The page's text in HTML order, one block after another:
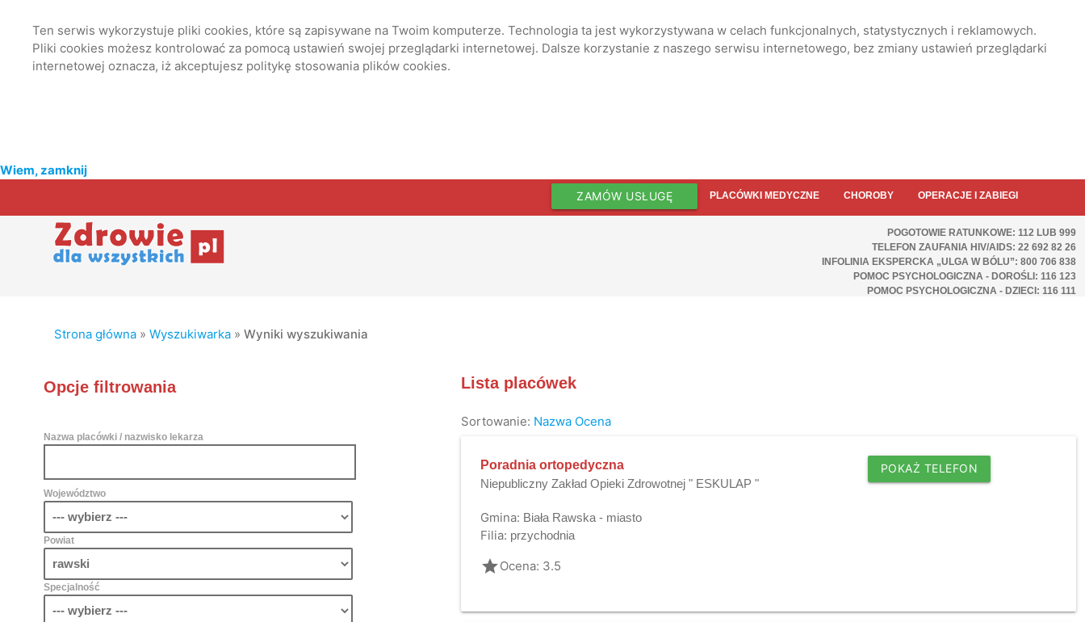
Ten serwis wykorzystuje pliki cookies, które są zapisywane na Twoim komputerze. Technologia ta jest wykorzystywana w celach funkcjonalnych, statystycznych i reklamowych.
Pliki cookies możesz kontrolować za pomocą ustawień swojej przeglądarki internetowej. Dalsze korzystanie z naszego serwisu internetowego, bez zmiany ustawień przeglądarki
internetowej oznacza, iż akceptujesz politykę stosowania plików cookies.
Wiem, zamknij
ZAMÓW USŁUGĘ PLACÓWKI MEDYCZNE CHOROBY OPERACJE I ZABIEGI
POGOTOWIE RATUNKOWE: 112 LUB 999
TELEFON ZAUFANIA HIV/AIDS: 22 692 82 26
INFOLINIA EKSPERCKA „ULGA W BÓLU”: 800 706 838
POMOC PSYCHOLOGICZNA - DOROŚLI: 116 123
POMOC PSYCHOLOGICZNA - DZIECI: 116 111
Strona główna »Wyszukiwarka »Wyniki wyszukiwania
Opcje filtrowania
Nazwa placówki / nazwisko lekarza
Województwo
Powiat
Specjalność
Lista placówek
Sortowanie: Nazwa Ocena
Poradnia ortopedyczna
Niepubliczny Zakład Opieki Zdrowotnej " ESKULAP "
POKAŻ TELEFON
Gmina: Biała Rawska - miasto
Filia: przychodnia
gradeOcena: 3.5